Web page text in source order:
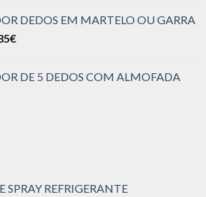
DEDOS EM MARTELO OU GARRA
€
DE 5 DEDOS COM ALMOFADA
SPRAY REFRIGERANTE